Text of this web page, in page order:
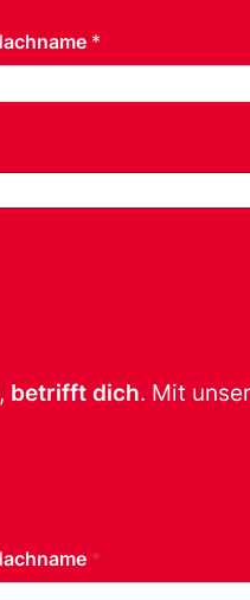
*
betrifft dich. Mit
*